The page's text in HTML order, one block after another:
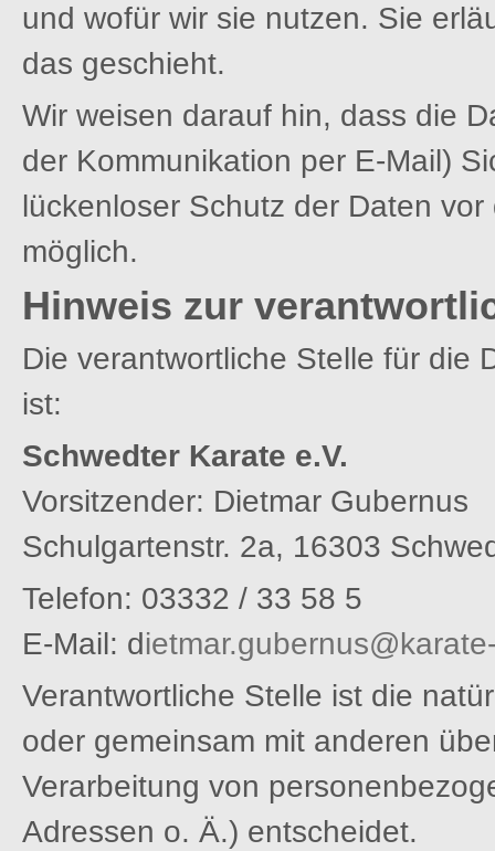
und wofür wir sie nutzen. Sie
das geschieht.
Wir weisen darauf hin, dass die
der Kommunikation per E-Mail)
lückenloser Schutz der Daten
möglich.
Hinweis zur
Die verantwortliche Stelle für die
ist:
Schwedter Karate e.V.
Vorsitzender: Dietmar Gubernus
Schulgartenstr. 2a, 16303
Telefon: 03332 / 33 58 5
E-Mail: d
Verantwortliche Stelle ist die
oder gemeinsam mit anderen
Verarbeitung von
Adressen o. Ä.) entscheidet.